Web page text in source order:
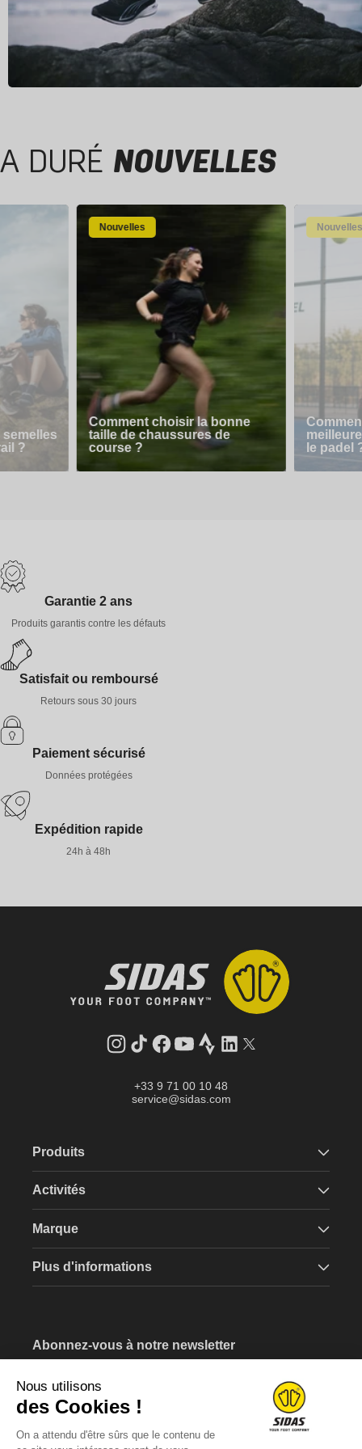
A DURÉ NOUVELLES
?
Nouvelles
Comment choisir la bonne
taille de chaussures de
course ?
Nouvelles
le padel
Garantie 2 ans
Produits garantis contre les défauts
Satisfait ou remboursé
Retours sous 30 jours
Paiement sécurisé
Données protégées
Expédition rapide
24h à 48h
Instagram
Tik
Facebook
YouTube
StravaLinkedInTwitter
+33 9 71 00 10 48
service@sidas.com
Produits
Activités
Marque
Plus d'informations
Abonnez-vous à notre newsletter
Saissisez votre e-mail
Nous utilisons
des Cookies !
On a attendu d'être sûrs que le contenu de